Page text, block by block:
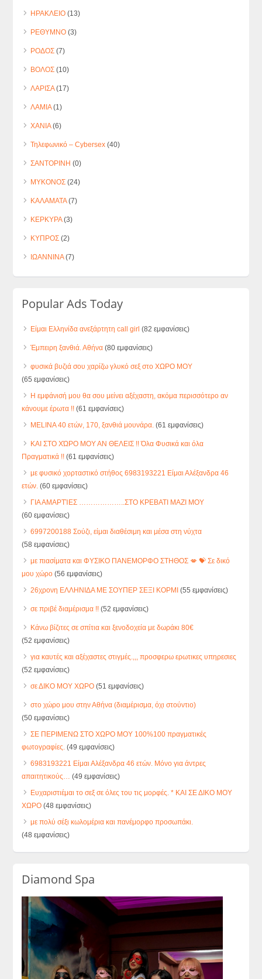
ΗΡΑΚΛΕΙΟ (13)
ΡΕΘΥΜΝΟ (3)
ΡΟΔΟΣ (7)
ΒΟΛΟΣ (10)
ΛΑΡΙΣΑ(17)
ΛΑΜΙΑ(1)
ΧΑΝΙΑ(6)
Τηλεφωνικό – Cybersex (40)
ΣΑΝΤΟΡΙΝΗ (0)
ΜΥΚΟΝΟΣ (24)
ΚΑΛΑΜΑΤΑ(7)
ΚΕΡΚΥΡΑ(3)
ΚΥΠΡΟΣ (2)
ΙΩΑΝΝΙΝΑ(7)
Popular Ads Today
Είμαι Ελληνίδα ανεξάρτητη call girl (82 εμφανίσεις)
Έμπειρη ξανθιά. Αθήνα (80 εμφανίσεις)
φυσικά βυζιά σου χαρίζω γλυκό σεξ στο ΧΩΡΟ ΜΟΥ
(65 εμφανίσεις)
Η εμφάνισή μου θα σου μείνει αξέχαστη, ακόμα περισσότερο αν
κάνουμε έρωτα !! (61 εμφανίσεις)
MELINA 40 ετών, 170, ξανθιά μουνάρα. (61 εμφανίσεις)
ΚΑΙ ΣΤΟ ΧΏΡΟ ΜΟΥ ΑΝ ΘΕΛΕΙΣ !! Όλα Φυσικά και όλα
Πραγματικά !! (61 εμφανίσεις)
με φυσικό χορταστικό στήθος 6983193221 Είμαι Αλέξανδρα 46
ετών. (60 εμφανίσεις)
ΓΙΑ ΑΜΑΡΤΊΕΣ ………………..ΣΤΟ ΚΡΕΒΑΤΙ ΜΑΖΙ ΜΟΥ
(60 εμφανίσεις)
6997200188 Σούζι, είμαι διαθέσιμη και μέσα στη νύχτα
(58 εμφανίσεις)
με πιασίματα και ΦΥΣΙΚΟ ΠΑΝΕΜΟΡΦΟ ΣΤΗΘΟΣ 💋 💝 Σε δικό
μου χώρο (56 εμφανίσεις)
26χρονη ΕΛΛΗΝΙΔΑ ΜΕ ΣΟΥΠΕΡ ΣΕΞΙ ΚΟΡΜΙ (55 εμφανίσεις)
σε πριβέ διαμέρισμα !! (52 εμφανίσεις)
Κάνω βίζιτες σε σπίτια και ξενοδοχεία με δωράκι 80€
(52 εμφανίσεις)
για καυτές και αξέχαστες στιγμές.,,, προσφερω ερωτικες υπηρεσιες
(52 εμφανίσεις)
σε ΔΙΚΟ ΜΟΥ ΧΩΡΟ (51 εμφανίσεις)
στο χώρο μου στην Αθήνα (διαμέρισμα, όχι στούντιο)
(50 εμφανίσεις)
ΣΕ ΠΕΡΙΜΕΝΩ ΣΤΟ ΧΩΡΟ ΜΟΥ 100%100 πραγματικές
φωτογραφίες. (49 εμφανίσεις)
6983193221 Είμαι Αλέξανδρα 46 ετών. Μόνο για άντρες
απαιτητικούς… (49 εμφανίσεις)
Ευχαριστιέμαι το σεξ σε όλες του τις μορφές. * ΚΑΙ ΣΕ ΔΙΚΟ ΜΟΥ
ΧΩΡΟ (48 εμφανίσεις)
με πολύ σέξι κωλομέρια και πανέμορφο προσωπάκι.
(48 εμφανίσεις)
Diamond Spa